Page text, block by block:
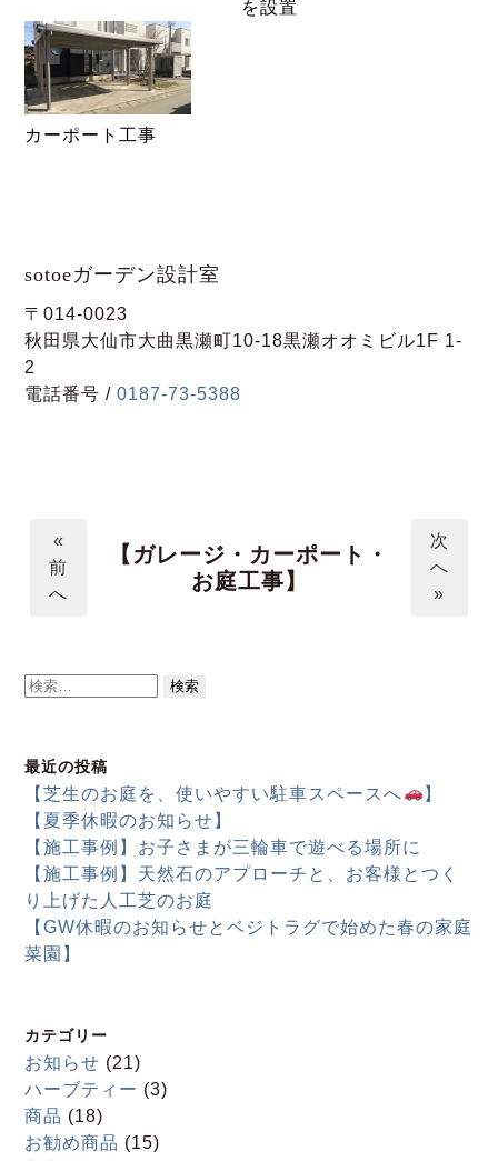
を設置
カーポート工事
sotoeガーデン設計室
〒014-0023
秋田県大仙市大曲黒瀬町10-18黒瀬オオミビル1F 1-
2
電話番号 /0187-73-5388
«
前
へ
【ガレージ・カーポート・
お庭工事】
次
へ
»
検
最近の投稿
【芝生のお庭を、使いやすい駐車スペースへ
】
【夏季休暇のお知らせ】
【施工事例】お子さまが三輪車で遊べる場所に
【施工事例】天然石のアプローチと、お客様とつく
り上げた人工芝のお庭
【GW休暇のお知らせとベジトラグで始めた春の家庭
菜園】
カテゴリー
お知らせ (21)
ハーブティー (3)
商品 (18)
お勧め商品 (15)